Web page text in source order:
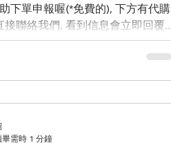
下單申報喔(*免費的), 下方有代購
接聯絡我們, 看到信息會立即回覆
畢需時 1 分鐘